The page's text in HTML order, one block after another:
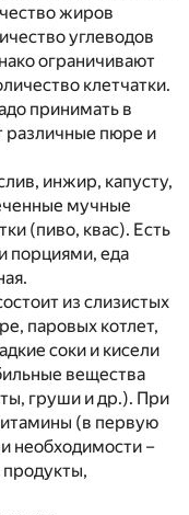
жиров
углеводов
ограничивают
клетчатки.
принимать в
различные пюре и
инжир, капусту,
мучные
(пиво, квас). Есть
порциями, еда
из слизистых
паровых котлет,
соки и кисели
вещества
груши и др.). При
(в первую
необходимости –